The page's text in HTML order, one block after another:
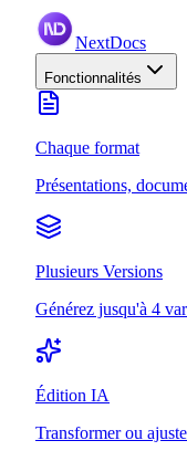
NextDocs
Fonctionnalités
Chaque format
Présentations,
Plusieurs Versions
Générez jusqu'à 4
Édition IA
Transformer ou